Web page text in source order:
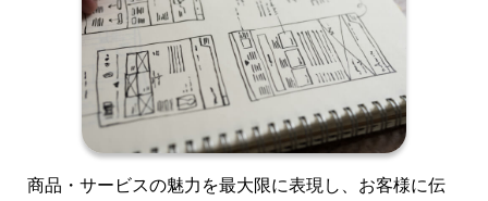
商品・サービスの魅力を最大限に表現し、お客様に伝